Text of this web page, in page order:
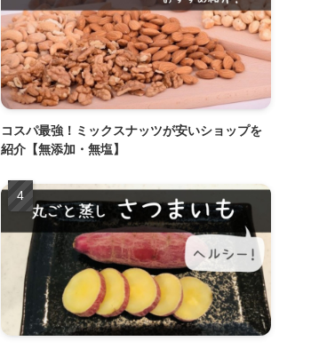
コスパ最強！ミックスナッツが安いショップを
紹介【無添加・無塩】